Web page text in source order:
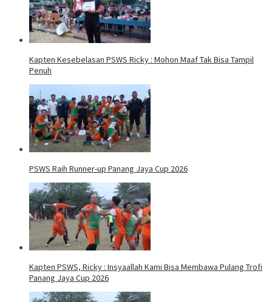
Kapten Kesebelasan PSWS Ricky : Mohon Maaf Tak Bisa Tampil
Penuh
PSWS Raih Runner-up Panang Jaya Cup 2026
Kapten PSWS, Ricky : Insyaallah Kami Bisa Membawa Pulang Trofi
Panang Jaya Cup 2026